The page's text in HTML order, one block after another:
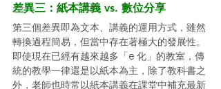
差異三：紙本講義 vs. 數位分享
第三個差異即為文本、講義的運用方式，雖然
轉換過程簡易，但當中存在著極大的發展性。
即使現在已經有越來越多「e 化」的教室，傳
統的教學一律還是以紙本為主，除了教科書之
外，老師也時常以紙本講義在課堂中補充最新